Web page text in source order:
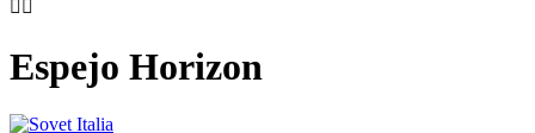
 
Espejo Horizon